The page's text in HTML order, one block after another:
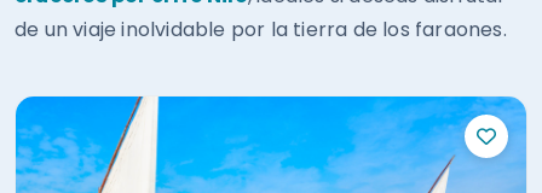
de un viaje inolvidable por la tierra de los faraones.